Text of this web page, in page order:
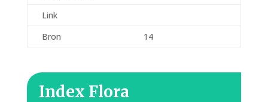
Link
Bron
14
Index Flora